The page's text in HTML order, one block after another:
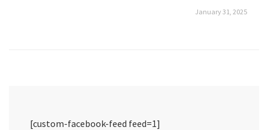
January 31, 2025
[custom-facebook-feed feed=1]